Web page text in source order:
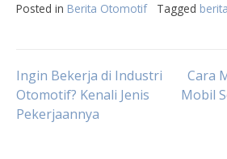
Posted in Berita Otomotif Tagged
Post
navigation
Ingin Bekerja di Industri
Otomotif? Kenali Jenis
Pekerjaannya
Cara
Mobil